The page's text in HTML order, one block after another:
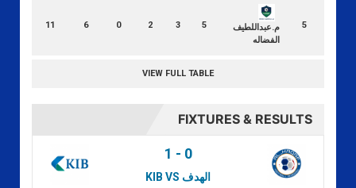
5
م.عبداللطيف
الفضاله
5
3
2
0
6
11
VIEW FULL TABLE
FIXTURES & RESULTS
1 - 0
KIB VS الهدف